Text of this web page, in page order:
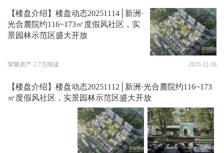
【楼盘介绍】楼盘动态20251114│新洲·
光合麓院约116~173㎡度假风社区，实
景园林示范区盛大开放
荣耀房产 2.7万阅读 2025-12-16
【楼盘介绍】楼盘动态20251112│新洲·光合麓院约116~173
㎡度假风社区，实景园林示范区盛大开放